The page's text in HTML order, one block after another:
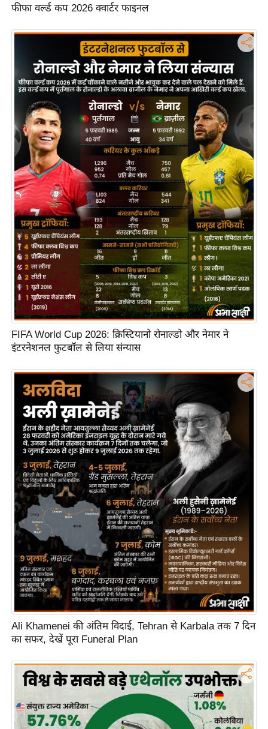
फीफा वर्ल्ड कप 2026 क्वार्टर फाइनल
FIFA World Cup 2026: क्रिस्टियानो रोनाल्डो और नेमार ने
इंटरनेशनल फुटबॉल से लिया संन्यास
Ali Khamenei की अंतिम विदाई, Tehran से Karbala तक 7 दिन
का सफर, देखें पूरा Funeral Plan